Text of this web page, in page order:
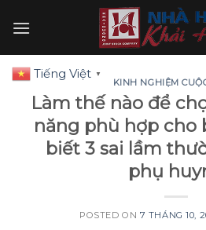
KINH NGHIỆM
Làm thế nào để
năng phù hợp cho
biết 3 sai lầm
phụ
POSTED ON 7 THÁNG 10,
Tiếng Việt ▼